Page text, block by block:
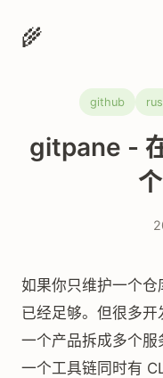
🌾
github
gitpane -
如果你只维护一个仓
已经足够。但很多开
一个产品拆成多个服
一个工具链同时有